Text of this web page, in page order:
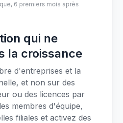
6 premiers mois après
qui ne
la croissance
d'entreprises et la
et non sur des
ou des licences par
membres d'équipe,
filiales et activez des